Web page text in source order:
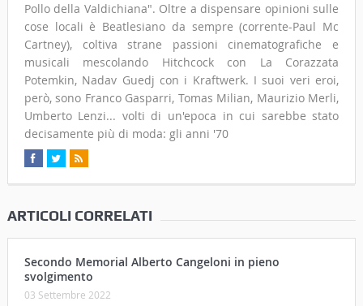
Pollo della Valdichiana". Oltre a dispensare opinioni sulle
cose locali è Beatlesiano da sempre (corrente-Paul Mc
Cartney), coltiva strane passioni cinematografiche e
musicali mescolando Hitchcock con La Corazzata
Potemkin, Nadav Guedj con i Kraftwerk. I suoi veri eroi,
però, sono Franco Gasparri, Tomas Milian, Maurizio Merli,
Umberto Lenzi... volti di un'epoca in cui sarebbe stato
decisamente più di moda: gli anni '70
ARTICOLI CORRELATI
Secondo Memorial Alberto Cangeloni in pieno
svolgimento
03 Settembre 2022